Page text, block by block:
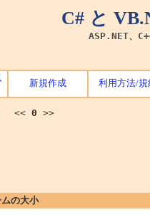
C# と
ASP.NET、
新規作成 利用方法/規
<< 0 >>
の大小